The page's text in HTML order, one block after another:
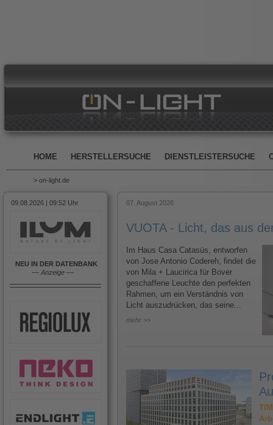
HOME HERSTELLERSUCHE DIENSTLEISTERSUCHE
> on-light.de
09.08.2026 | 09:52 Uhr
NEU IN DER DATENBANK
–– Anzeige ––
07. August 2026
VUOTA - Licht, das aus
Im Haus Casa Catasüs, entworfen
von Jose Antonio Codereh, findet die
von Mila + Laucirica für Bover
geschaffene Leuchte den perfekten
Rahmen, um ein Verständnis von
Licht auszudrücken, das seine...
mehr >>